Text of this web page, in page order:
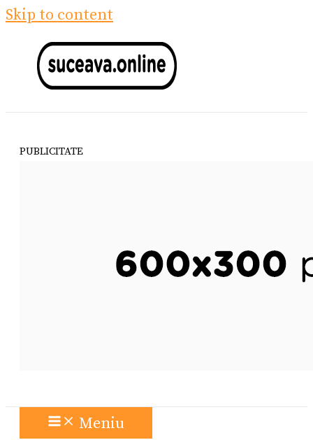
Skip to content
PUBLICITATE
Meniu